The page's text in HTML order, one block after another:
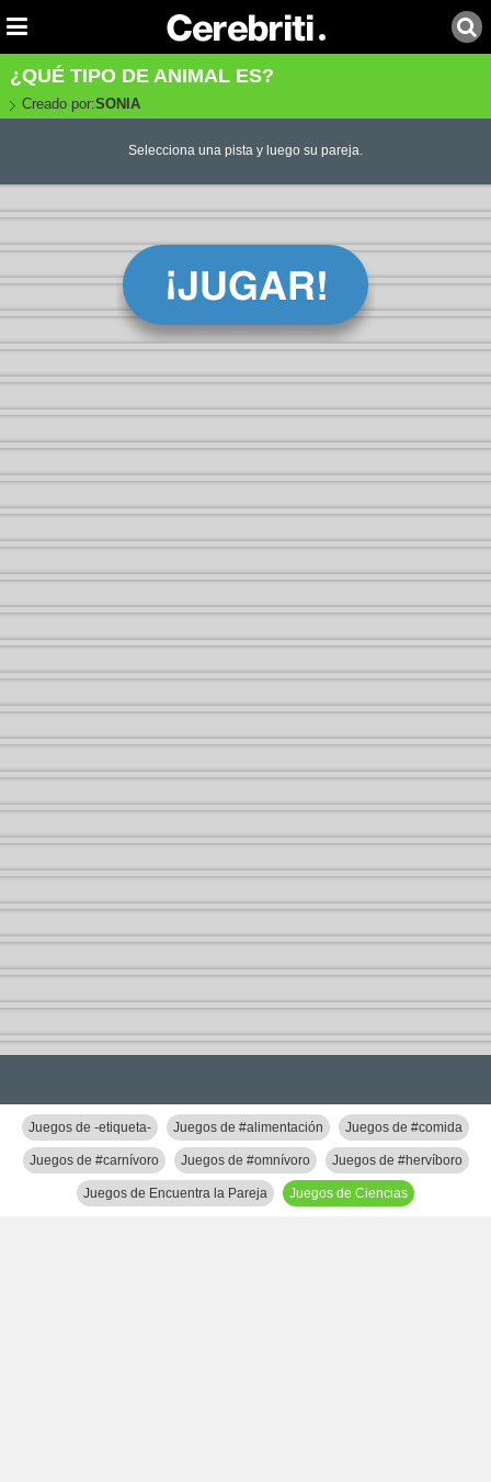
¿QUÉ TIPO DE ANIMAL ES?
Creado por:SONIA
Selecciona una pista y luego su pareja.
Juegos de -etiqueta- Juegos de #alimentación Juegos de #comida
Juegos de #carnívoro Juegos de #omnívoro Juegos de #hervíboro
Juegos de Encuentra la Pareja Juegos de Ciencias